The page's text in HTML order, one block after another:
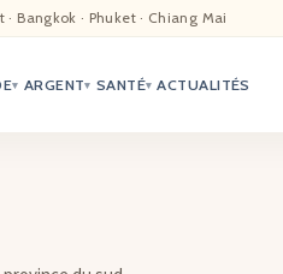
Bangkok · Phuket · Chiang Mai
▾ ARGENT▾ SANTÉ▾ ACTUALITÉS